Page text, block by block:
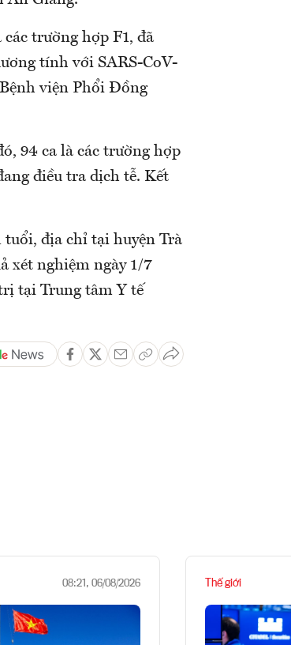
các trường hợp F1, đã
tính với SARS-CoV-
viện Phổi Đồng
94 ca là các trường hợp
điều tra dịch tễ. Kết
tuổi, địa chỉ tại huyện Trà
xét nghiệm ngày 1/7
tại Trung tâm Y tế
08:21, 06/08/2026 Thế giới